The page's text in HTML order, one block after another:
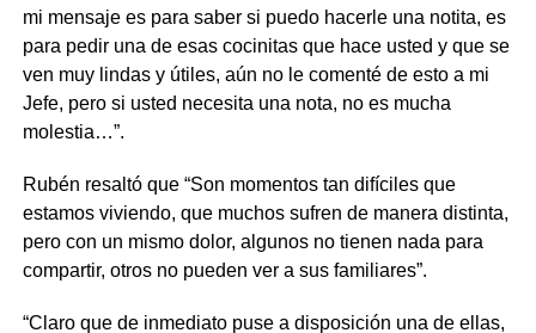
mi mensaje es para saber si puedo hacerle una notita, es
para pedir una de esas cocinitas que hace usted y que se
ven muy lindas y útiles, aún no le comenté de esto a mi
Jefe, pero si usted necesita una nota, no es mucha
molestia…”.
Rubén resaltó que “Son momentos tan difíciles que
estamos viviendo, que muchos sufren de manera distinta,
pero con un mismo dolor, algunos no tienen nada para
compartir, otros no pueden ver a sus familiares”.
“Claro que de inmediato puse a disposición una de ellas,